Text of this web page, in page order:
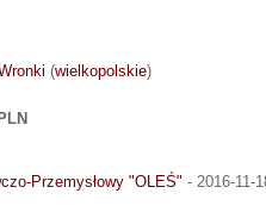
(wielkopolskie)
Przemysłowy "OLEŚ" - 2016-11-